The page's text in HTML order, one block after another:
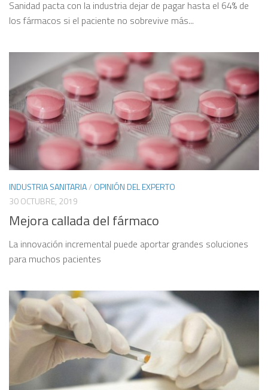
Sanidad pacta con la industria dejar de pagar hasta el 64% de
los fármacos si el paciente no sobrevive más...
INDUSTRIA SANITARIA/ OPINIÓN DEL EXPERTO
30 OCTUBRE, 2019
Mejora callada del fármaco
La innovación incremental puede aportar grandes soluciones
para muchos pacientes